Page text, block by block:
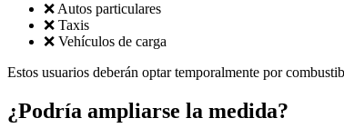
❌ Autos particulares
❌ Taxis
❌ Vehículos de carga
Estos usuarios deberán optar temporalmente por
¿Podría ampliarse la medida?